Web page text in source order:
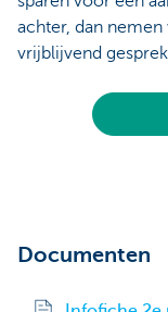
achter, dan
vrijblijvend
Documenten